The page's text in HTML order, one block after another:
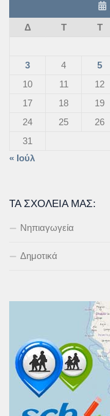
Δ
Τ Τ
3
4 5
10
11 12
17
18 19
24
25 26
31
« Ιούλ
ΤΑ ΣΧΟΛΕΊΑ ΜΑΣ:
Νηπιαγωγεία
Δημοτικά